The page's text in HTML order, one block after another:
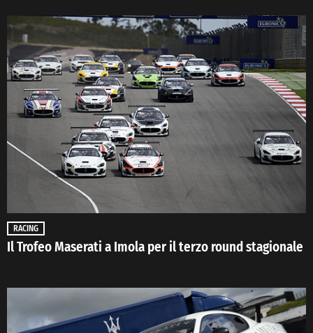
RACING
Il Trofeo Maserati a Imola per il terzo round stagionale